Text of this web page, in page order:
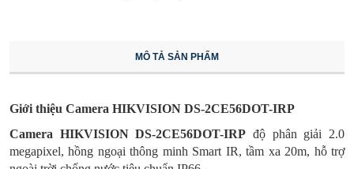
MÔ TẢ SẢN PHẨM
Giới thiệu Camera HIKVISION DS-2CE56DOT-IRP
Camera HIKVISION DS-2CE56DOT-IRP độ phân giải 2.0
megapixel, hồng ngoại thông minh Smart IR, tầm xa 20m, hỗ trợ